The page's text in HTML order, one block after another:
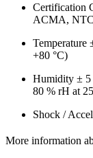
Certification
ACMA,
+80 °C)
Humidity ±
80 % rH at
Shock /
More information